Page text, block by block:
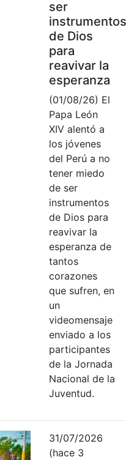
ser
instrumentos
de Dios
para
reavivar la
esperanza
(01/08/26) El
Papa León
XIV alentó a
los jóvenes
del Perú a no
tener miedo
de ser
instrumentos
de Dios para
reavivar la
esperanza de
tantos
corazones
que sufren, en
un
videomensaje
enviado a los
participantes
de la Jornada
Nacional de la
Juventud.
31/07/2026
(hace 3